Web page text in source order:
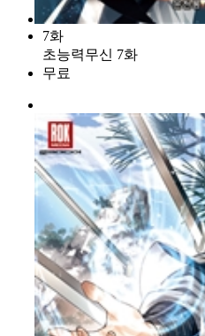
7화
초능력무신 7화
무료